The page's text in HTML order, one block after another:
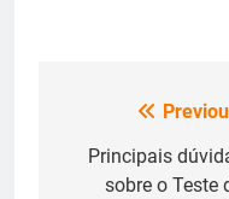
Navegação
dePrincipais
sobre o Teste